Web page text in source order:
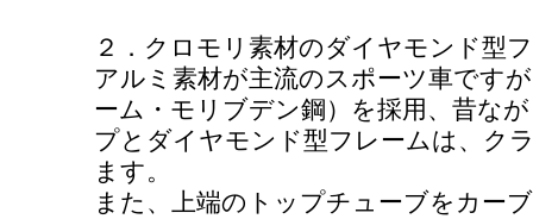
２．クロモリ素材のダイヤモンド型
アルミ素材が主流のスポーツ車です
ーム・モリブデン鋼）を採用、昔な
プとダイヤモンド型フレームは、ク
ます。
また、上端のトップチューブをカー